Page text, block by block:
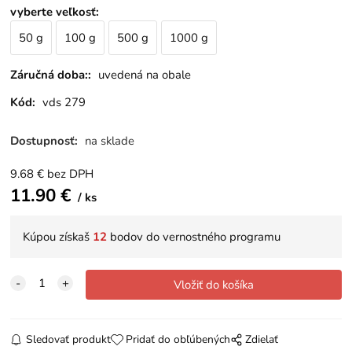
vyberte veľkosť:
50 g
100 g 500 g 1000 g
Záručná doba:: uvedená na obale
Kód: vds 279
Dostupnosť: na sklade
9.68 € bez DPH
11.90€ ks
Kúpou získaš 12 bodov do vernostného programu
Sledovať produkt Pridať do obľúbených Zdielať